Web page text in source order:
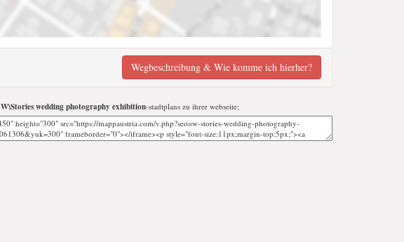
Wegbeschreibung & Wie komme ich hierher?
W\Stories wedding photography exhibition-stadtplans zu ihrer webseite;